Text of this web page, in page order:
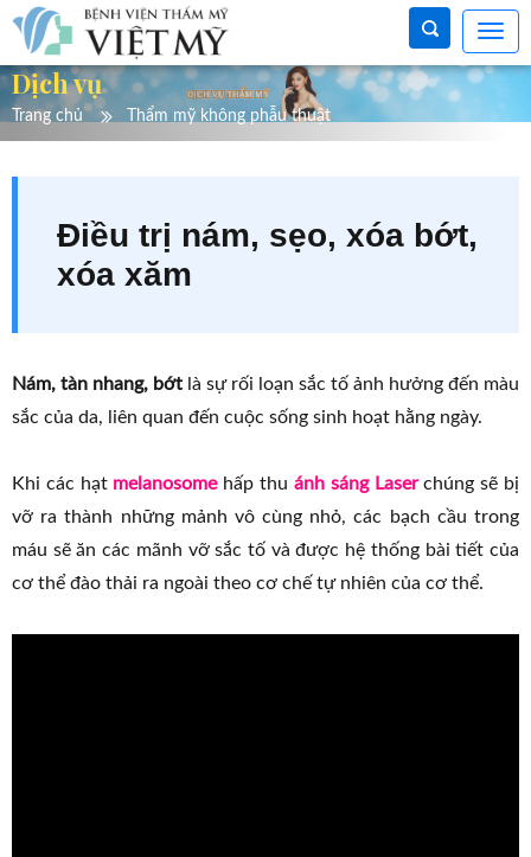
Dịch vụ
Trang chủ Thẩm mỹ không phẫu thuật
Điều trị nám, sẹo, xóa bớt,
xóa xăm
Nám, tàn nhang, bớt là sự rối loạn sắc tố ảnh hưởng đến màu
sắc của da, liên quan đến cuộc sống sinh hoạt hằng ngày.
Khi các hạt melanosomehấp thu ánh sáng Laserchúng sẽ bị
vỡ ra thành những mảnh vô cùng nhỏ, các bạch cầu trong
máu sẽ ăn các mãnh vỡ sắc tố và được hệ thống bài tiết của
cơ thể đào thải ra ngoài theo cơ chế tự nhiên của cơ thể.